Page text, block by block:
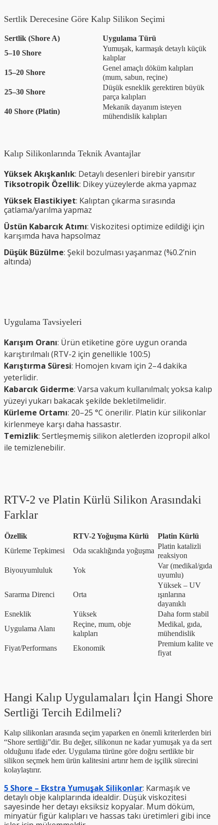
Sertlik Derecesine Göre Kalıp Silikon Seçimi
Sertlik (Shore A)
Uygulama Türü
5–10 Shore
Yumuşak, karmaşık detaylı küçük
kalıplar
15–20 Shore
Genel amaçlı döküm kalıpları
(mum, sabun, reçine)
25–30 Shore
Düşük esneklik gerektiren büyük
parça kalıpları
40 Shore (Platin)
Mekanik dayanım isteyen
mühendislik kalıpları
Kalıp Silikonlarında Teknik Avantajlar
Yüksek Akışkanlık: Detaylı desenleri birebir yansıtır
Tiksotropik Özellik: Dikey yüzeylerde akma yapmaz
Yüksek Elastikiyet: Kalıptan çıkarma sırasında
çatlama/yarılma yapmaz
Üstün Kabarcık Atımı: Viskozitesi optimize edildiği için
karışımda hava hapsolmaz
Düşük Büzülme: Şekil bozulması yaşanmaz (%0.2’nin
altında)
Uygulama Tavsiyeleri
Karışım Oranı: Ürün etiketine göre uygun oranda
karıştırılmalı (RTV-2 için genellikle 100:5)
Karıştırma Süresi: Homojen kıvam için 2–4 dakika
yeterlidir.
Kabarcık Giderme: Varsa vakum kullanılmalı; yoksa kalıp
yüzeyi yukarı bakacak şekilde bekletilmelidir.
Kürleme Ortamı: 20–25 °C önerilir. Platin kür silikonlar
kirlenmeye karşı daha hassastır.
Temizlik: Sertleşmemiş silikon aletlerden izopropil alkol
ile temizlenebilir.
RTV-2 ve Platin Kürlü Silikon Arasındaki
Farklar
Özellik RTV-2 Yoğuşma Kürlü
Platin Kürlü
Kürleme Tepkimesi
Oda sıcaklığında yoğuşma
Platin katalizli
reaksiyon
Biyouyumluluk
Yok
Var (medikal/gıda
uyumlu)
Sararma Direnci Orta
Yüksek – UV
ışınlarına
dayanıklı
Esneklik
Yüksek
Daha form stabil
Uygulama Alanı
Reçine, mum, obje
kalıpları
Medikal, gıda,
mühendislik
Fiyat/Performans
Ekonomik
Premium kalite ve
fiyat
Hangi Kalıp Uygulamaları İçin Hangi Shore
Sertliği Tercih Edilmeli?
Kalıp silikonları arasında seçim yaparken en önemli kriterlerden biri
“Shore sertliği”dir. Bu değer, silikonun ne kadar yumuşak ya da sert
olduğunu ifade eder. Uygulama türüne göre doğru sertlikte bir
silikon seçmek hem ürün kalitesini artırır hem de işçilik sürecini
kolaylaştırır.
5 Shore – Ekstra Yumuşak Silikonlar: Karmaşık ve
detaylı obje kalıplarında idealdir. Düşük viskozitesi
sayesinde her detayı eksiksiz kopyalar. Mum döküm,
minyatür figür kalıpları ve hassas takı üretimleri gibi ince